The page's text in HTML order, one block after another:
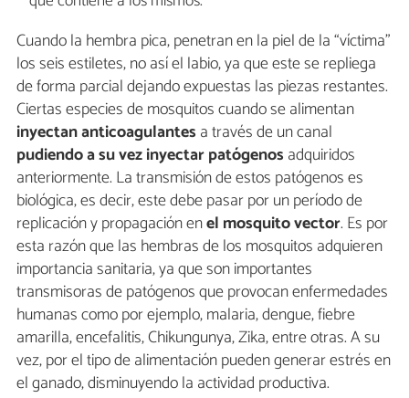
Cuando la hembra pica, penetran en la piel de la “víctima”
los seis estiletes, no así el labio, ya que este se repliega
de forma parcial dejando expuestas las piezas restantes.
Ciertas especies de mosquitos cuando se alimentan
inyectan anticoagulantes a través de un canal
pudiendo a su vez inyectar patógenos adquiridos
anteriormente. La transmisión de estos patógenos es
biológica, es decir, este debe pasar por un período de
replicación y propagación enel mosquito vector. Es por
esta razón que las hembras de los mosquitos adquieren
importancia sanitaria, ya que son importantes
transmisoras de patógenos que provocan enfermedades
humanas como por ejemplo, malaria, dengue, fiebre
amarilla, encefalitis, Chikungunya, Zika, entre otras. A su
vez, por el tipo de alimentación pueden generar estrés en
el ganado, disminuyendo la actividad productiva.